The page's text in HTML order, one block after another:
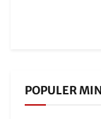
POPULER